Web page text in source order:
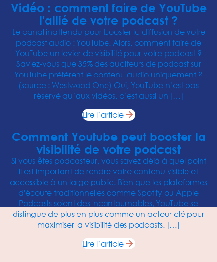
Vidéo : comment faire de YouTube
l'allié de votre podcast ?
Le canal inattendu pour booster la diffusion de votre
podcast audio : YouTube. Alors, comment faire de
YouTube un levier de visibilité pour votre podcast ?
Saviez-vous que 35% des auditeurs de podcast sur
YouTube préfèrent le contenu audio uniquement ?
(source : Westwood One) Oui, YouTube n’est pas
réservé qu’aux vidéos, c’est aussi un […]
Lire l’article
Comment Youtube peut booster la
visibilité de votre podcast
Si vous êtes podcasteur, vous savez déjà à quel point
il est important de rendre votre contenu visible et
accessible à un large public. Bien que les plateformes
d'écoute traditionnelles comme Spotify ou Apple
Podcasts soient des incontournables, YouTube se
distingue de plus en plus comme un acteur clé pour
maximiser la visibilité des podcasts. […]
Lire l’article